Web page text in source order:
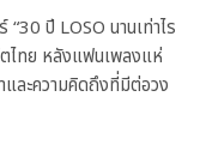
ปี LOSO นานเท่าไร
ตไทย หลังแฟนเพลงแห่
ละความคิดถึงที่มีต่อวง